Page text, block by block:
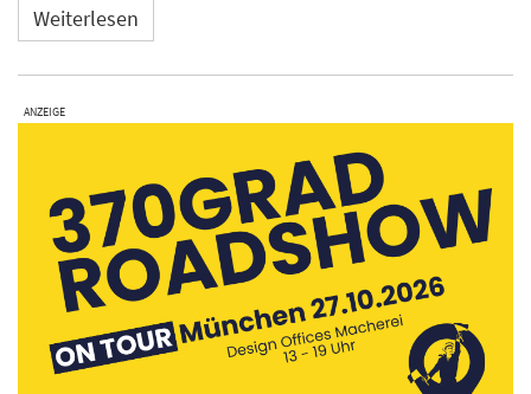
Weiterlesen
ANZEIGE